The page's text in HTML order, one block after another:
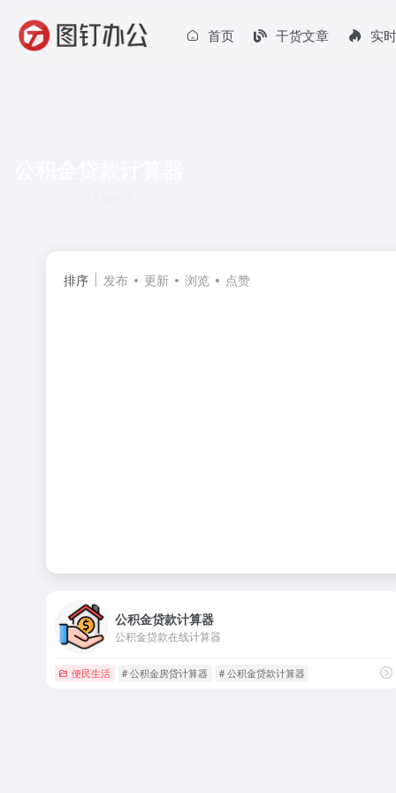
首页 干货文章 实
排序 发布 更新 浏览 点赞
公积金贷款计算器
公积金贷款在线计算器
便民生活 # 公积金房贷计算器 # 公积金贷款计算器